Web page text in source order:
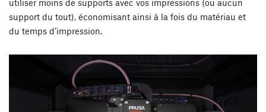
support du tout), économisant ainsi à la fois du matériau et
du temps d’impression.